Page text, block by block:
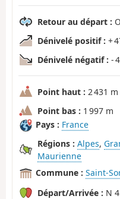
Retour au départ :
Dénivelé positif : +
Dénivelé négatif : -
Point haut : 2 431 m
Point bas : 1 997 m
Pays : France
Régions : Alpes,
Maurienne
Commune : Saint-
Départ/Arrivée : N